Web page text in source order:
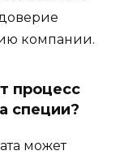
компании.
процесс
специи?
может